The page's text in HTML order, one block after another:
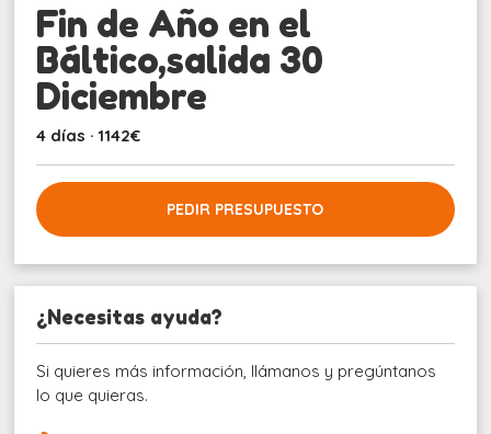
Fin de Año en el
Báltico,salida 30
Diciembre
4 días · 1142€
PEDIR PRESUPUESTO
¿Necesitas ayuda?
Si quieres más información, llámanos y pregúntanos
lo que quieras.